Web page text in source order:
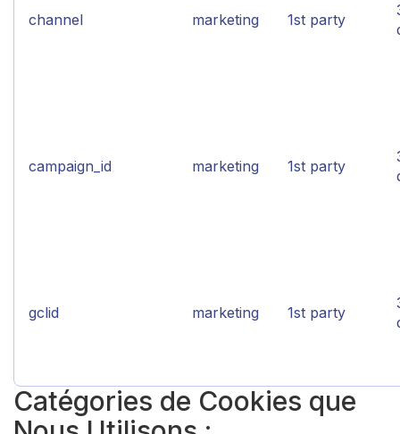
channel marketing 1st party
campaign_id marketing 1st party
gclid marketing 1st party
Catégories de Cookies que